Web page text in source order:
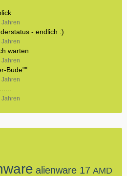
Jahren
- endlich :)
Jahren
warten
Jahren
Bude""
Jahren
Jahren
alienware 17 AMD